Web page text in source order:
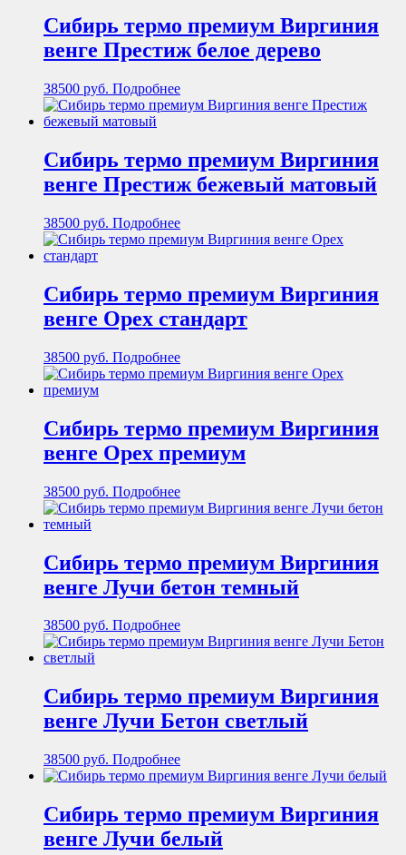
Сибирь термо премиум Виргиния
венге Престиж белое дерево
38500 руб. Подробнее
Сибирь термо премиум Виргиния
венге Престиж бежевый матовый
38500 руб. Подробнее
Сибирь термо премиум Виргиния
венге Орех стандарт
38500 руб. Подробнее
Сибирь термо премиум Виргиния
венге Орех премиум
38500 руб. Подробнее
Сибирь термо премиум Виргиния
венге Лучи бетон темный
38500 руб. Подробнее
Сибирь термо премиум Виргиния
венге Лучи Бетон светлый
38500 руб. Подробнее
Сибирь термо премиум Виргиния
венге Лучи белый